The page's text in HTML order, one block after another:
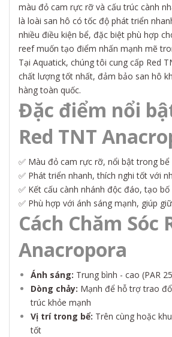
màu đỏ cam rực rỡ và cấu trúc cành
là loài san hô có tốc độ phát triển
nhiều điều kiện bể, đặc biệt phù hợp
reef muốn tạo điểm nhấn mạnh mẽ
Tại Aquatick, chúng tôi cung cấp Red
chất lượng tốt nhất, đảm bảo san hô
hàng toàn quốc.
Đặc điểm nổi
Red TNT
✅ Màu đỏ cam rực rỡ, nổi bật trong
✅ Phát triển nhanh, thích nghi tốt với
✅ Kết cấu cành nhánh độc đáo, tạo
✅ Phù hợp với ánh sáng mạnh, giúp
Cách Chăm Sóc
Anacropora
Ánh sáng: Trung bình - cao (PAR
Dòng chảy: Mạnh để hỗ trợ trao
trúc khỏe mạnh
Vị trí trong bể: Trên cùng hoặc
tốt